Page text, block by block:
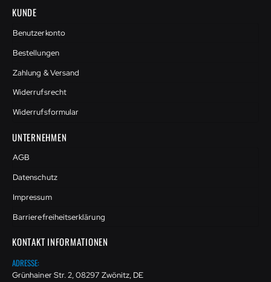
KUNDE
Benutzerkonto
Bestellungen
Zahlung & Versand
Widerrufsrecht
Widerrufsformular
UNTERNEHMEN
AGB
Datenschutz
Impressum
Barrierefreiheitserklärung
KONTAKT INFORMATIONEN
ADRESSE:
Grünhainer Str. 2, 08297 Zwönitz, DE